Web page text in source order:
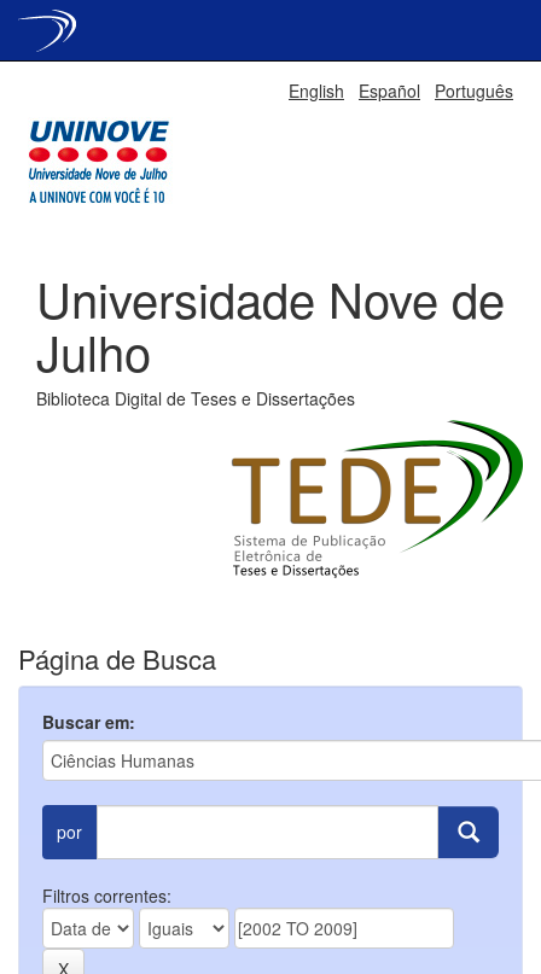
English Español Português
Universidade Nove de
Julho
Biblioteca Digital de Teses e Dissertações
Página de Busca
Buscar em:
por
Filtros correntes: